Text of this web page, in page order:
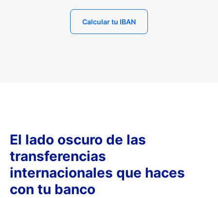
Calcular tu IBAN
El lado oscuro de las
transferencias
internacionales que haces
con tu banco